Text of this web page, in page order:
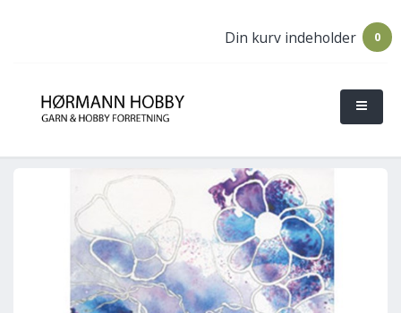
0
Din kurv indeholder